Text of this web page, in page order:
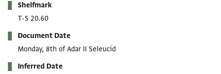
Shelfmark
T-S 20.60
Document Date
Monday, 8th of Adar II Seleucid
Inferred Date